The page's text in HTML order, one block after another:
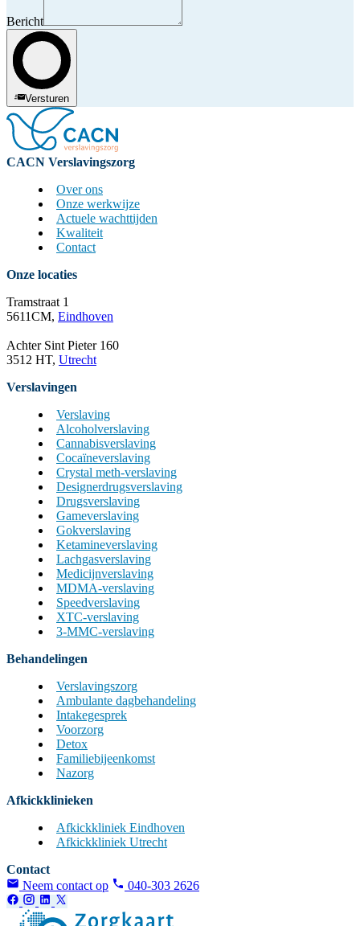
Bericht
Versturen
CACN Verslavingszorg
Over ons
Onze werkwijze
Actuele wachttijden
Kwaliteit
Contact
Onze locaties
Tramstraat 1
5611CM, Eindhoven
Achter Sint Pieter 160
3512 HT, Utrecht
Verslavingen
Verslaving
Alcoholverslaving
Cannabisverslaving
Cocaïneverslaving
Crystal meth-verslaving
Designerdrugsverslaving
Drugsverslaving
Gameverslaving
Gokverslaving
Ketamineverslaving
Lachgasverslaving
Medicijnverslaving
MDMA-verslaving
Speedverslaving
XTC-verslaving
3-MMC-verslaving
Behandelingen
Verslavingszorg
Ambulante dagbehandeling
Intakegesprek
Voorzorg
Detox
Familiebijeenkomst
Nazorg
Afkickklinieken
Afkickkliniek Eindhoven
Afkickkliniek Utrecht
Contact
Neem contact op
040-303 2626